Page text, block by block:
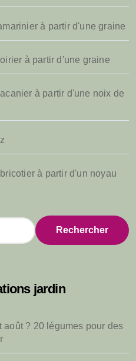
à partir d'une graine
à partir d'une graine
à partir d'une noix de
à partir d'un noyau
jardin
août ? 20 légumes pour des